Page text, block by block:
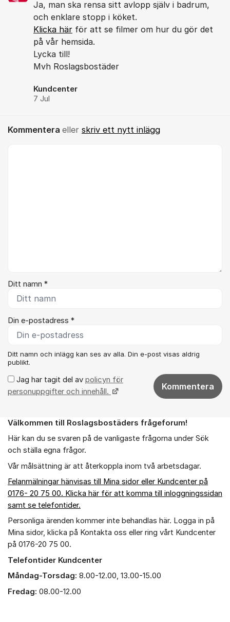
Ja, man ska rensa sitt avlopp själv i badrum,
och enklare stopp i köket.
Klicka här för att se filmer om hur du gör det
på vår hemsida.
Lycka till!
Mvh Roslagsbostäder
Kundcenter
7 Jul
Kommentera eller skriv ett nytt inlägg
Ditt namn *
Din e-postadress *
Ditt namn och inlägg kan ses av alla. Din e-post visas aldrig
publikt.
Jag har tagit del av policyn för
personuppgifter och innehåll.
Kommentera
Om forumet
Välkommen till Roslagsbostäders frågeforum!
Här kan du se svaren på de vanligaste frågorna under Sök
och ställa egna frågor.
Vår målsättning är att återkoppla inom två arbetsdagar.
Felanmälningar hänvisas till Mina sidor eller Kundcenter på
0176- 20 75 00. Klicka här för att komma till inloggningssidan
samt se telefontider.
Personliga ärenden kommer inte behandlas här. Logga in på
Mina sidor, klicka på Kontakta oss eller ring vårt Kundcenter
på 0176-20 75 00.
Telefontider Kundcenter
Måndag-Torsdag: 8.00-12.00, 13.00-15.00
Fredag: 08.00-12.00